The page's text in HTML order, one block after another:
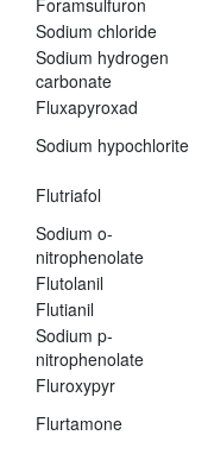
Foramsulfuron
Sodium chloride
Sodium hydrogen
carbonate
Fluxapyroxad
Sodium hypochlorite
Flutriafol
Sodium o-
nitrophenolate
Flutolanil
Flutianil
Sodium p-
nitrophenolate
Fluroxypyr
Flurtamone